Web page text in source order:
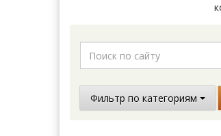
Фильтр по категориям